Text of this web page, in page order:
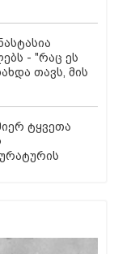
- "რაც ეს
თავს, მის
ტყვეთა